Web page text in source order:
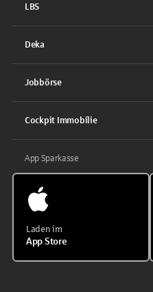
LBS
Deka
Jobbörse
Cockpit Immobilie
App Sparkasse
Laden im
App Store